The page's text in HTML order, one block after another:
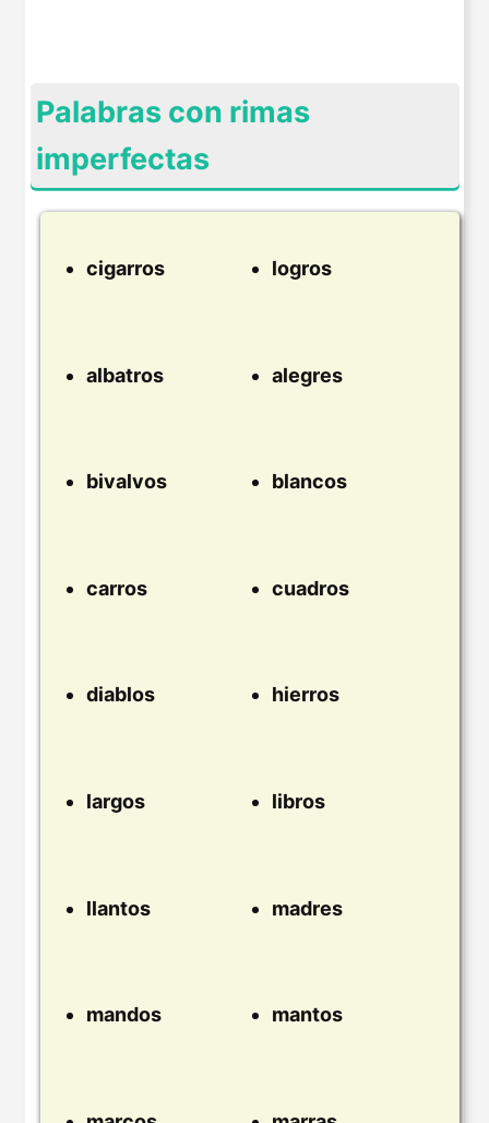
Palabras con rimas
imperfectas
cigarros logros
albatros alegres
bivalvos blancos
carros cuadros
diablos hierros
largos libros
llantos madres
mandos mantos